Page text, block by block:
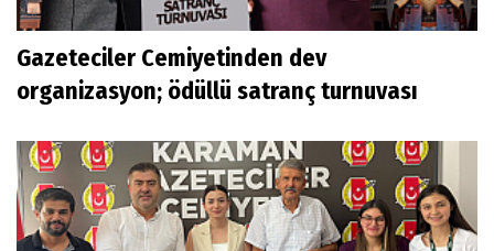
Gazeteciler Cemiyetinden dev
organizasyon; ödüllü satranç turnuvası